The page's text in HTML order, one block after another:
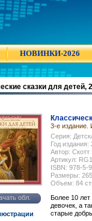
НОВИНКИ-2026
сказки для детей,
обл.
3-е издание.
Серия:
Год издания:
Автор: Скотт
Артикул:
ISBN: 978-5-
Размеры:
Объем: 84
Более 10
девочек, а
старые